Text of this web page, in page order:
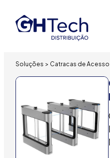
Soluções > Catracas de Acesso